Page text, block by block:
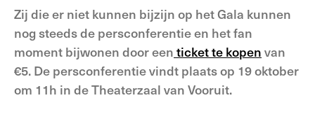
Zij die er niet kunnen bijzijn op het Gala kunnen
nog steeds de persconferentie en het fan
moment bijwonen door een ticket te kopen van
€5. De persconferentie vindt plaats op 19 oktober
om 11h in de Theaterzaal van Vooruit.